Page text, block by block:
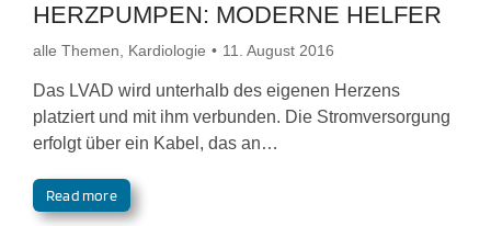
HERZPUMPEN: MODERNE HELFER
alle Themen Kardiologie 11. August 2016
Das LVAD wird unterhalb des eigenen Herzens
platziert und mit ihm verbunden. Die Stromversorgung
erfolgt über ein Kabel, das an…
Read more